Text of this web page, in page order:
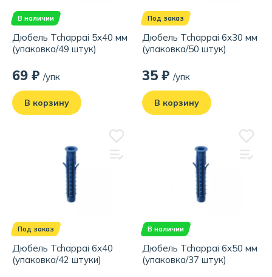
В наличии
Дюбель Tchappai 5х40 мм
(упаковка/49 штук)
69 ₽ /упк
В корзину
Под заказ
Дюбель Tchappai 6х30 мм
(упаковка/50 штук)
35 ₽ /упк
В корзину
Под заказ
Дюбель Tchappai 6х40
(упаковка/42 штуки)
В наличии
Дюбель Tchappai 6х50 мм
(упаковка/37 штук)